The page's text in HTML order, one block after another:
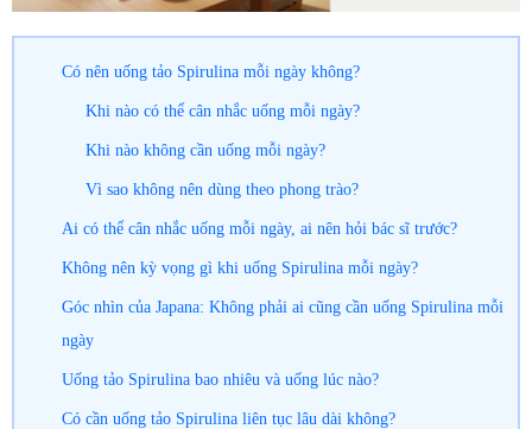
Có nên uống tảo Spirulina mỗi ngày không?
Khi nào có thể cân nhắc uống mỗi ngày?
Khi nào không cần uống mỗi ngày?
Vì sao không nên dùng theo phong trào?
Ai có thể cân nhắc uống mỗi ngày, ai nên hỏi bác sĩ trước?
Không nên kỳ vọng gì khi uống Spirulina mỗi ngày?
Góc nhìn của Japana: Không phải ai cũng cần uống Spirulina mỗi
ngày
Uống tảo Spirulina bao nhiêu và uống lúc nào?
Có cần uống tảo Spirulina liên tục lâu dài không?